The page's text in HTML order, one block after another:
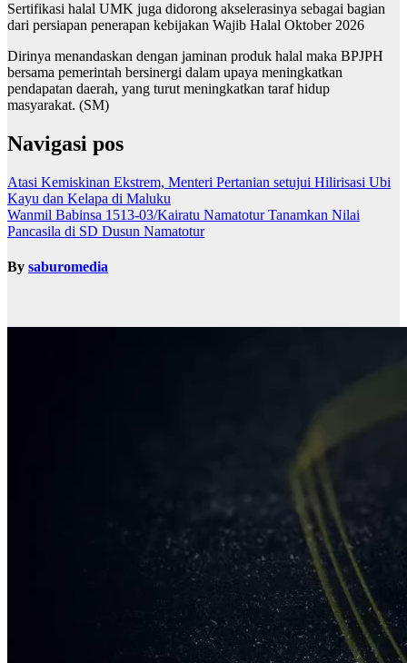
Sertifikasi halal UMK juga didorong akselerasinya sebagai bagian
dari persiapan penerapan kebijakan Wajib Halal Oktober 2026
Dirinya menandaskan dengan jaminan produk halal maka BPJPH
bersama pemerintah bersinergi dalam upaya meningkatkan
pendapatan daerah, yang turut meningkatkan taraf hidup
masyarakat. (SM)
Navigasi pos
Atasi Kemiskinan Ekstrem, Menteri Pertanian setujui Hilirisasi Ubi
Kayu dan Kelapa di Maluku
Wanmil Babinsa 1513-03/Kairatu Namatotur Tanamkan Nilai
Pancasila di SD Dusun Namatotur
By saburomedia